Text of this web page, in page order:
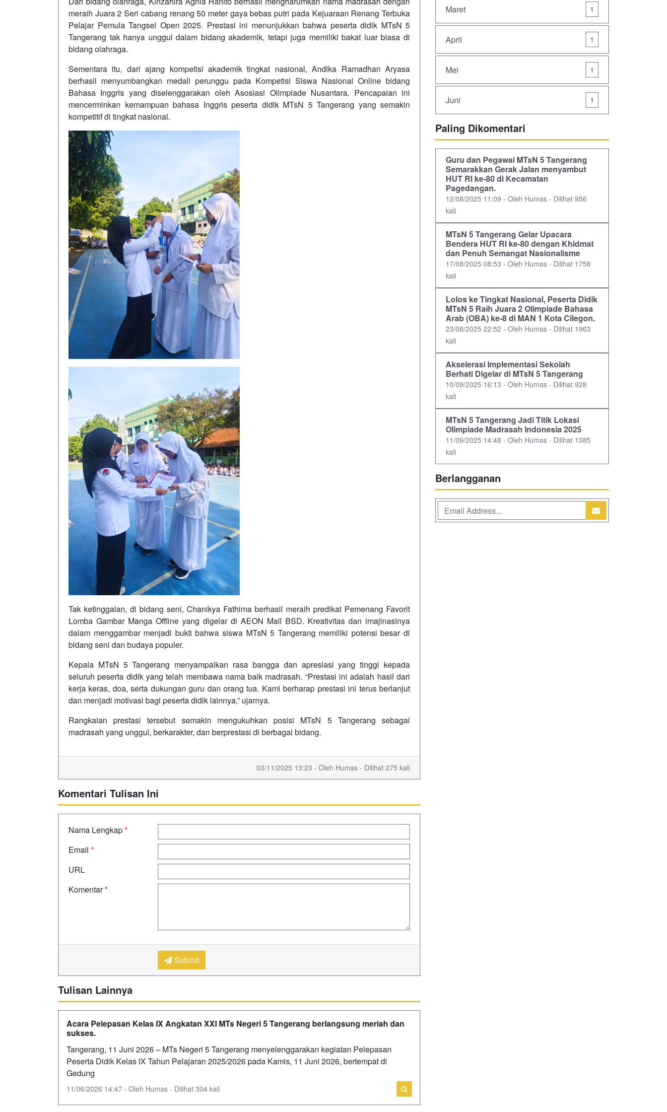
meraih Juara 2 Seri cabang renang 50 meter gaya bebas putri pada Kejuaraan Renang Terbuka
Pelajar Pemula Tangsel Open 2025. Prestasi ini menunjukkan bahwa peserta didik MTsN 5
Tangerang tak hanya unggul dalam bidang akademik, tetapi juga memiliki bakat luar biasa di
bidang olahraga.
Sementara itu, dari ajang kompetisi akademik tingkat nasional, Andika Ramadhan Aryasa
berhasil menyumbangkan medali perunggu pada Kompetisi Siswa Nasional Online bidang
Bahasa Inggris yang diselenggarakan oleh Asosiasi Olimpiade Nusantara. Pencapaian ini
mencerminkan kemampuan bahasa Inggris peserta didik MTsN 5 Tangerang yang semakin
kompetitif di tingkat nasional.
Tak ketinggalan, di bidang seni, Chanikya Fathima berhasil meraih predikat Pemenang Favorit
Lomba Gambar Manga Offline yang digelar di AEON Mall BSD. Kreativitas dan imajinasinya
dalam menggambar menjadi bukti bahwa siswa MTsN 5 Tangerang memiliki potensi besar di
bidang seni dan budaya populer.
Kepala MTsN 5 Tangerang menyampaikan rasa bangga dan apresiasi yang tinggi kepada
seluruh peserta didik yang telah membawa nama baik madrasah. “Prestasi ini adalah hasil dari
kerja keras, doa, serta dukungan guru dan orang tua. Kami berharap prestasi ini terus berlanjut
dan menjadi motivasi bagi peserta didik lainnya,” ujarnya.
Rangkaian prestasi tersebut semakin mengukuhkan posisi MTsN 5 Tangerang sebagai
madrasah yang unggul, berkarakter, dan berprestasi di berbagai bidang.
03/11/2025 13:23 - Oleh Humas - Dilihat 275 kali
Komentari Tulisan Ini
Nama Lengkap*
Email *
URL
Komentar*
Submit
Tulisan Lainnya
Acara Pelepasan Kelas IX Angkatan XXI MTs Negeri 5 Tangerang berlangsung meriah dan
sukses.
Tangerang, 11 Juni 2026 – MTs Negeri 5 Tangerang menyelenggarakan kegiatan Pelepasan
Peserta Didik Kelas IX Tahun Pelajaran 2025/2026 pada Kamis, 11 Juni 2026, bertempat di
Gedung
11/06/2026 14:47 - Oleh Humas - Dilihat 304 kali
Maret 1
April 1
Mei 1
Juni 1
Paling Dikomentari
Guru dan Pegawai MTsN 5 Tangerang
Semarakkan Gerak Jalan menyambut
HUT RI ke-80 di Kecamatan
Pagedangan.
12/08/2025 11:09 - Oleh Humas - Dilihat 956
kali
MTsN 5 Tangerang Gelar Upacara
Bendera HUT RI ke-80 dengan Khidmat
dan Penuh Semangat Nasionalisme
17/08/2025 08:53 - Oleh Humas - Dilihat 1758
kali
Lolos ke Tingkat Nasional, Peserta Didik
MTsN 5 Raih Juara 2 Olimpiade Bahasa
Arab (OBA) ke-8 di MAN 1 Kota Cilegon.
23/08/2025 22:52 - Oleh Humas - Dilihat 1963
kali
Akselerasi Implementasi Sekolah
Berhati Digelar di MTsN 5 Tangerang
10/09/2025 16:13 - Oleh Humas - Dilihat 928
kali
MTsN 5 Tangerang Jadi Titik Lokasi
Olimpiade Madrasah Indonesia 2025
11/09/2025 14:48 - Oleh Humas - Dilihat 1385
kali
Berlangganan